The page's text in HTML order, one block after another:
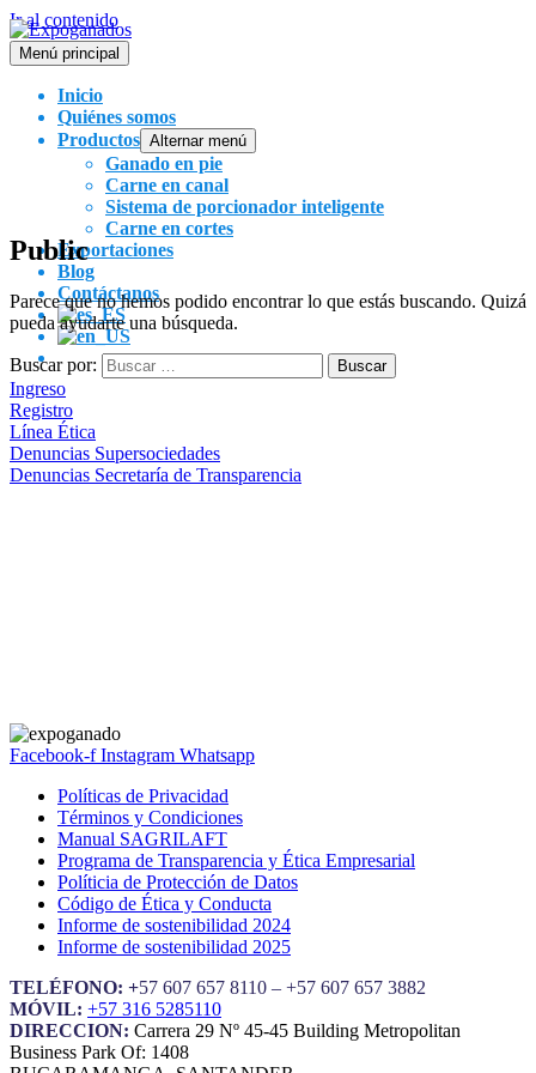
Ir al contenido
Menú principal
Inicio
Quiénes somos
Productos Alternar menú
Ganado en pie
Carne en canal
Sistema de porcionador inteligente
Carne en cortes
Exportaciones
Blog
Contáctanos
Public
Parece que no hemos podido encontrar lo que estás buscando. Quizá
pueda ayudarte una búsqueda.
Buscar por:
Ingreso
Registro
Línea Ética
Denuncias Supersociedades
Denuncias Secretaría de Transparencia
Facebook-f Instagram Whatsapp
Políticas de Privacidad
Términos y Condiciones
Manual SAGRILAFT
Programa de Transparencia y Ética Empresarial
Políticia de Protección de Datos
Código de Ética y Conducta
Informe de sostenibilidad 2024
Informe de sostenibilidad 2025
TELÉFONO: +57 607 657 8110 – +57 607 657 3882
MÓVIL: +57 316 5285110
DIRECCION: Carrera 29 Nº 45-45 Building Metropolitan
Business Park Of: 1408